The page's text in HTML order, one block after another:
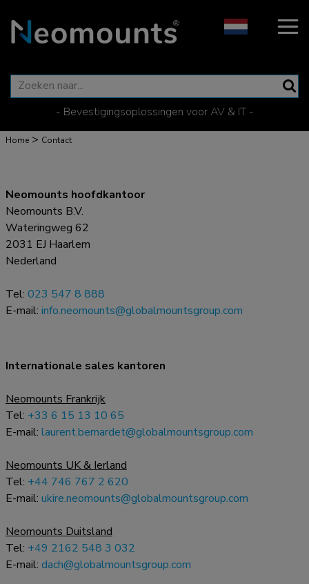
- Bevestigingsoplossingen voor AV & IT -
Home > Contact
Neomounts hoofdkantoor
Neomounts B.V.
Wateringweg 62
2031 EJ Haarlem
Nederland
Tel: 023 547 8 888
E-mail: info.neomounts@globalmountsgroup.com
Internationale sales kantoren
Neomounts Frankrijk
Tel: +33 6 15 13 10 65
E-mail: laurent.bernardet@globalmountsgroup.com
Neomounts UK & Ierland
Tel: +44 746 767 2 620
E-mail: ukire.neomounts@globalmountsgroup.com
Neomounts Duitsland
Tel: +49 2162 548 3 032
E-mail: dach@globalmountsgroup.com